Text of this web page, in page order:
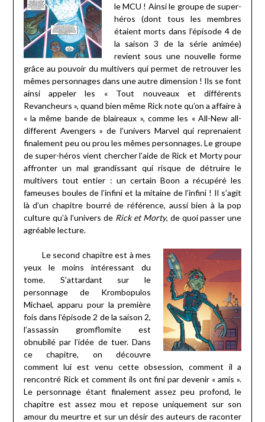
le MCU ! Ainsi le groupe de super-
héros (dont tous les membres
étaient morts dans l’épisode 4 de
la saison 3 de la série animée)
revient sous une nouvelle forme
grâce au pouvoir du multivers qui permet de retrouver les
mêmes personnages dans une autre dimension ! Ils se font
ainsi appeler les « Tout nouveaux et différents
Revancheurs », quand bien même Rick note qu’on a affaire à
« la même bande de blaireaux », comme les « All-New all-
different Avengers » de l’univers Marvel qui reprenaient
finalement peu ou prou les mêmes personnages. Le groupe
de super-héros vient chercher l’aide de Rick et Morty pour
affronter un mal grandissant qui risque de détruire le
multivers tout entier : un certain Boon a récupéré les
fameuses boules de l’infini et la mitaine de l’infini ! Il s’agit
là d’un chapitre bourré de référence, aussi bien à la pop
culture qu’à l’univers de Rick et Morty, de quoi passer une
agréable lecture.
Le second chapitre est à mes
yeux le moins intéressant du
tome. S’attardant sur le
personnage de Krombopulos
Michael, apparu pour la première
fois dans l’épisode 2 de la saison 2,
l’assassin gromflomite est
obnubilé par l’idée de tuer. Dans
ce chapitre, on découvre
comment lui est venu cette obsession, comment il a
rencontré Rick et comment ils ont fini par devenir « amis ».
Le personnage étant finalement assez peu profond, le
chapitre est assez mou et repose uniquement sur son
amour du meurtre et sur un désir des auteurs de raconter